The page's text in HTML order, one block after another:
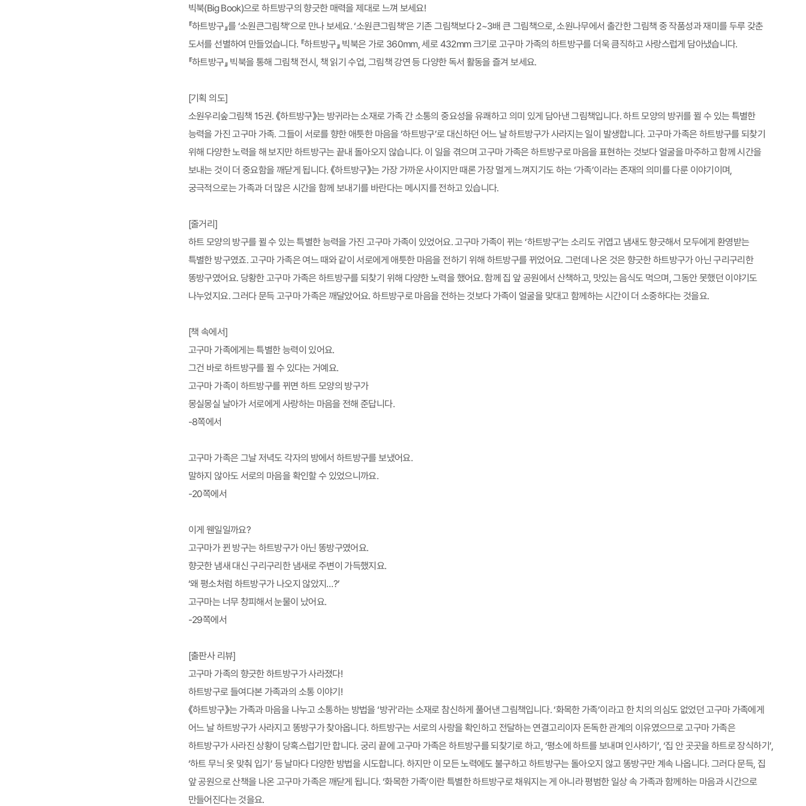
빅북(Big Book)으로 하트방구의 향긋한 매력을 제대로 느껴 보세요!
『하트방구』를 ‘소원큰그림책’으로 만나 보세요. ‘소원큰그림책’은 기존 그림책보다 2~3배 큰 그림책으로, 소원나무에서 출간한 그림책 중 작품성과 재미를 두루 갖춘
도서를 선별하여 만들었습니다. 『하트방구』 빅북은 가로 360mm, 세로 432mm 크기로 고구마 가족의 하트방구를 더욱 큼직하고 사랑스럽게 담아냈습니다.
『하트방구』 빅북을 통해 그림책 전시, 책 읽기 수업, 그림책 강연 등 다양한 독서 활동을 즐겨 보세요.
[기획 의도]
소원우리숲그림책 15권. 《하트방구》는 방귀라는 소재로 가족 간 소통의 중요성을 유쾌하고 의미 있게 담아낸 그림책입니다. 하트 모양의 방귀를 뀔 수 있는 특별한
능력을 가진 고구마 가족. 그들이 서로를 향한 애틋한 마음을 ‘하트방구’로 대신하던 어느 날 하트방구가 사라지는 일이 발생합니다. 고구마 가족은 하트방구를 되찾기
위해 다양한 노력을 해 보지만 하트방구는 끝내 돌아오지 않습니다. 이 일을 겪으며 고구마 가족은 하트방구로 마음을 표현하는 것보다 얼굴을 마주하고 함께 시간을
보내는 것이 더 중요함을 깨닫게 됩니다. 《하트방구》는 가장 가까운 사이지만 때론 가장 멀게 느껴지기도 하는 ‘가족’이라는 존재의 의미를 다룬 이야기이며,
궁극적으로는 가족과 더 많은 시간을 함께 보내기를 바란다는 메시지를 전하고 있습니다.
[줄거리]
하트 모양의 방구를 뀔 수 있는 특별한 능력을 가진 고구마 가족이 있었어요. 고구마 가족이 뀌는 ‘하트방구’는 소리도 귀엽고 냄새도 향긋해서 모두에게 환영받는
특별한 방구였죠. 고구마 가족은 여느 때와 같이 서로에게 애틋한 마음을 전하기 위해 하트방구를 뀌었어요. 그런데 나온 것은 향긋한 하트방구가 아닌 구리구리한
똥방구였어요. 당황한 고구마 가족은 하트방구를 되찾기 위해 다양한 노력을 했어요. 함께 집 앞 공원에서 산책하고, 맛있는 음식도 먹으며, 그동안 못했던 이야기도
나누었지요. 그러다 문득 고구마 가족은 깨달았어요. 하트방구로 마음을 전하는 것보다 가족이 얼굴을 맞대고 함께하는 시간이 더 소중하다는 것을요.
[책 속에서]
고구마 가족에게는 특별한 능력이 있어요.
그건 바로 하트방구를 뀔 수 있다는 거예요.
고구마 가족이 하트방구를 뀌면 하트 모양의 방구가
몽실몽실 날아가 서로에게 사랑하는 마음을 전해 준답니다.
-8쪽에서
고구마 가족은 그날 저녁도 각자의 방에서 하트방구를 보냈어요.
말하지 않아도 서로의 마음을 확인할 수 있었으니까요.
-20쪽에서
이게 웬일일까요?
고구마가 뀐 방구는 하트방구가 아닌 똥방구였어요.
향긋한 냄새 대신 구리구리한 냄새로 주변이 가득했지요.
‘왜 평소처럼 하트방구가 나오지 않았지…?’
고구마는 너무 창피해서 눈물이 났어요.
-29쪽에서
[출판사 리뷰]
고구마 가족의 향긋한 하트방구가 사라졌다!
하트방구로 들여다본 가족과의 소통 이야기!
《하트방구》는 가족과 마음을 나누고 소통하는 방법을 ‘방귀’라는 소재로 참신하게 풀어낸 그림책입니다. ‘화목한 가족’이라고 한 치의 의심도 없었던 고구마 가족에게
어느 날 하트방구가 사라지고 똥방구가 찾아옵니다. 하트방구는 서로의 사랑을 확인하고 전달하는 연결고리이자 돈독한 관계의 이유였으므로 고구마 가족은
하트방구가 사라진 상황이 당혹스럽기만 합니다. 궁리 끝에 고구마 가족은 하트방구를 되찾기로 하고, ‘평소에 하트를 보내며 인사하기’, ‘집 안 곳곳을 하트로 장식하기’,
‘하트 무늬 옷 맞춰 입기’ 등 날마다 다양한 방법을 시도합니다. 하지만 이 모든 노력에도 불구하고 하트방구는 돌아오지 않고 똥방구만 계속 나옵니다. 그러다 문득, 집
앞 공원으로 산책을 나온 고구마 가족은 깨닫게 됩니다. ‘화목한 가족’이란 특별한 하트방구로 채워지는 게 아니라 평범한 일상 속 가족과 함께하는 마음과 시간으로
만들어진다는 것을요.